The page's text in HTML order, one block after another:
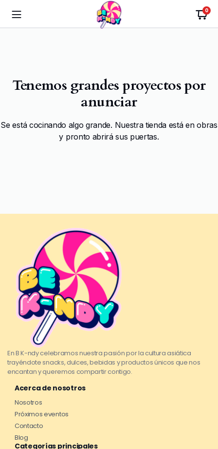
0
Tenemos grandes proyectos por
anunciar
Se está cocinando algo grande. Nuestra tienda está en obras
y pronto abrirá sus puertas.
En B K-ndy celebramos nuestra pasión por la cultura asiática
trayéndote snacks, dulces, bebidas y productos únicos que nos
encantan y queremos compartir contigo.
Acerca de nosotros
Nosotros
Próximos eventos
Contacto
Blog
Categorías principales